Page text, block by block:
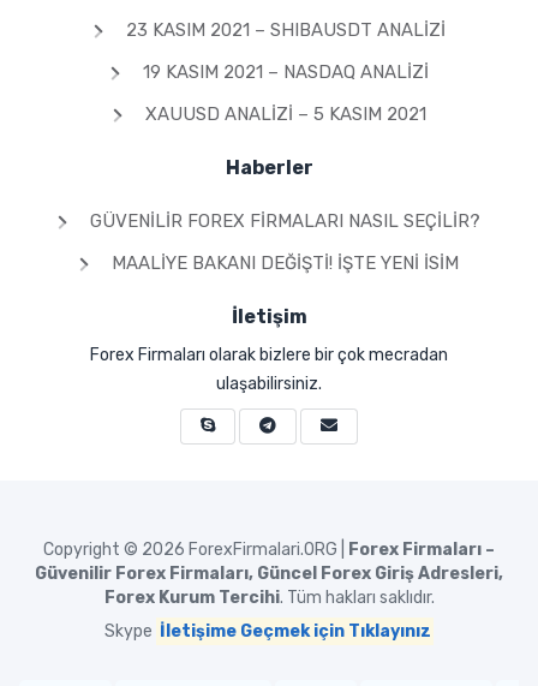
23 KASIM 2021 – SHIBAUSDT ANALIZI
19 KASIM 2021 – NASDAQ ANALIZI
XAUUSD ANALIZI – 5 KASIM 2021
Haberler
GÜVENILIR FOREX FIRMALARI NASIL SEÇILIR?
MAALIYE BAKANI DEĞIŞTI! İŞTE YENI İSIM
İletişim
Forex Firmaları olarak bizlere bir çok mecradan
ulaşabilirsiniz.
Copyright © 2026 ForexFirmalari.ORG |
Forex Firmaları –
Güvenilir Forex Firmaları, Güncel Forex Giriş Adresleri,
Forex Kurum Tercihi. Tüm hakları saklıdır.
Skype İletişime Geçmek için Tıklayınız